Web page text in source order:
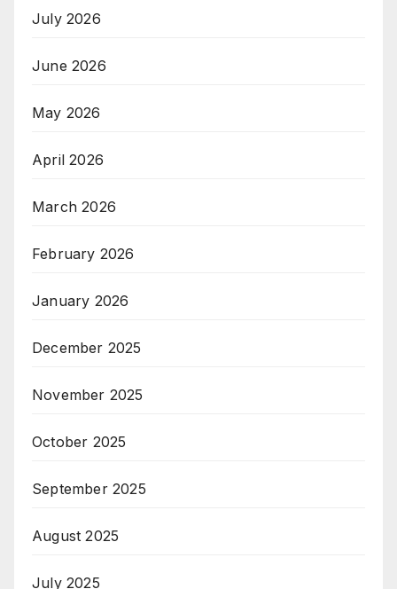
July 2026
June 2026
May 2026
April 2026
March 2026
February 2026
January 2026
December 2025
November 2025
October 2025
September 2025
August 2025
July 2025